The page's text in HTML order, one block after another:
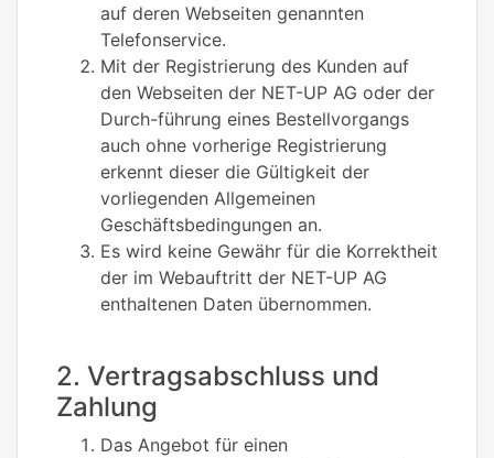
auf deren Webseiten genannten
Telefonservice.
Mit der Registrierung des Kunden auf
den Webseiten der NET-UP AG oder der
Durch-führung eines Bestellvorgangs
auch ohne vorherige Registrierung
erkennt dieser die Gültigkeit der
vorliegenden Allgemeinen
Geschäftsbedingungen an.
Es wird keine Gewähr für die Korrektheit
der im Webauftritt der NET-UP AG
enthaltenen Daten übernommen.
2. Vertragsabschluss und
Zahlung
Das Angebot für einen